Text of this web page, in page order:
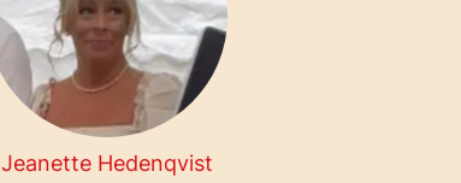
Jeanette Hedenqvist